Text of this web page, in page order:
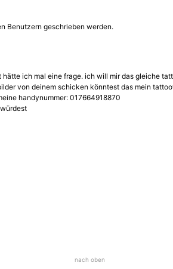
Benutzern geschrieben werden.
ich mal eine frage. ich will mir das gleiche
von deinem schicken könntest das mein
handynummer: 017664918870
nach oben